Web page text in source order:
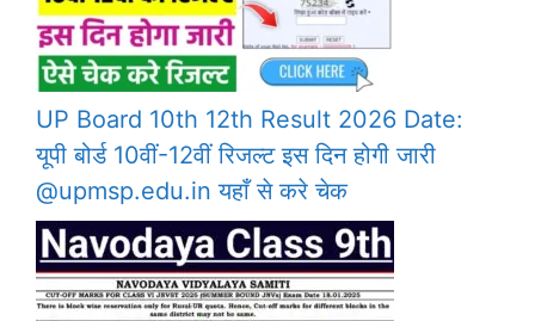
UP Board 10th 12th Result 2026 Date:
यूपी बोर्ड 10वीं-12वीं रिजल्ट इस दिन होगी जारी
@upmsp.edu.in यहाँ से करे चेक